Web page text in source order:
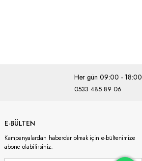
Her gün 09:00 - 18:00
0533 485 89 06
E-BÜLTEN
Kampanyalardan haberdar olmak için e-bültenimize
abone olabilirsiniz.